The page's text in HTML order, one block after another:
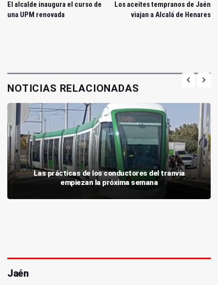
El alcalde inaugura el curso de
una UPM renovada
Los aceites tempranos de Jaén
viajan a Alcalá de Henares
NOTICIAS RELACIONADAS
Las prácticas de los conductores del tranvía
empiezan la próxima semana
Jaén